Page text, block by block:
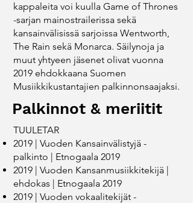
kappaleita voi kuulla Game of Thrones
-sarjan mainostrailerissa sekä
kansainvälisissä sarjoissa Wentworth,
The Rain sekä Monarca​. Säilynoja ja
muut yhtyeen jäsenet olivat vuonna
2019 ehdokkaana Suomen
Musiikkikustantajien palkinnonsaajaksi.
​Palkinnot & meriitit
TUULETAR
2019 | Vuoden Kansainvälistyjä -
palkinto | Etnogaala 2019
2019 | Vuoden Kansanmusiikkitekijä |
ehdokas | Etnogaala 2019
2019 | Vuoden vokaalitekijät -